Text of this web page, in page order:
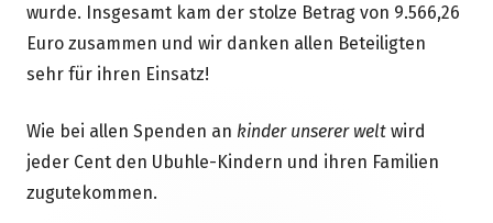
wurde. Insgesamt kam der stolze Betrag von 9.566,26
Euro zusammen und wir danken allen Beteiligten
sehr für ihren Einsatz!
Wie bei allen Spenden an kinder unserer welt wird
jeder Cent den Ubuhle-Kindern und ihren Familien
zugutekommen.